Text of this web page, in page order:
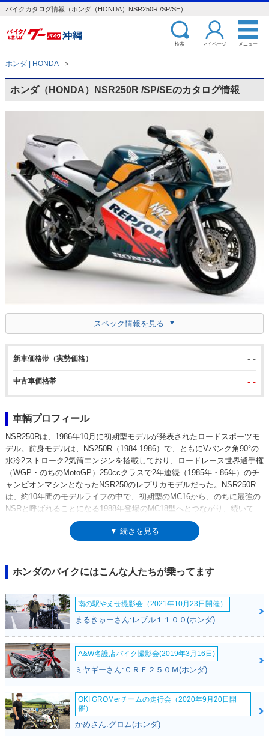
バイクカタログ情報（ホンダ（HONDA）NSR250R /SP/SE）
検索 マイページ メニュー
ホンダ | HONDA ＞
ホンダ（HONDA）NSR250R /SP/SEのカタログ情報
スペック情報を見る
新車価格帯（実勢価格） - -
中古車価格帯 - -
車輌プロフィール
NSR250Rは、1986年10月に初期型モデルが発表されたロードスポーツモ
デル。前身モデルは、NS250R（1984-1986）で、ともにVバンク角90°の
水冷2ストローク2気筒エンジンを搭載しており、ロードレース世界選手権
（WGP・のちのMotoGP）250ccクラスで2年連続（1985年・86年）のチ
ャンピオンマシンとなったNSR250のレプリカモデルだった。NSR250R
は、約10年間のモデルライフの中で、初期型のMC16から、のちに最強の
NSRと呼ばれることになる1988年登場のMC18型へとつながり、続いて
MC21（1990年）、そして最終型のMC28（93年）と、レーサー直系モデ
ルらしい短いスパンでの進化を続けていった。また、その過程の中で、軽
市販車として世界初となる、電子機能を持たせたPGMメモリーカード・
システム（カードキー）を採用するなど、走行性能以外での技術的な進化
の実践車種ともなった。1996年発売モデルが最終型となった。
▼ 続きを見る
ホンダのバイクにはこんな人たちが乗ってます
南の駅やえせ撮影会（2021年10月23日開催）
まるきゅーさん:レブル１１００(ホンダ)
A&W名護店バイク撮影会(2019年3月16日)
ミヤギーさん:ＣＲＦ２５０Ｍ(ホンダ)
OKI GROMerチームの走行会（2020年9月20日開
催）
かめさん:グロム(ホンダ)